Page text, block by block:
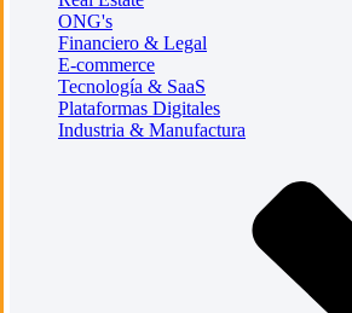
ONG's
Financiero & Legal
E-commerce
Tecnología & SaaS
Plataformas Digitales
Industria & Manufactura